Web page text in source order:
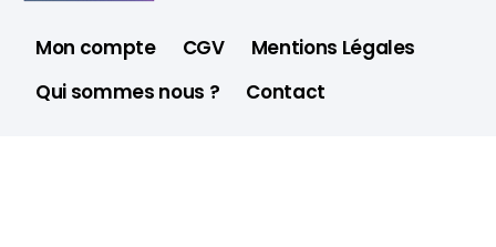
Mon compte CGV
Mentions Légales
Qui sommes nous ?
Contact